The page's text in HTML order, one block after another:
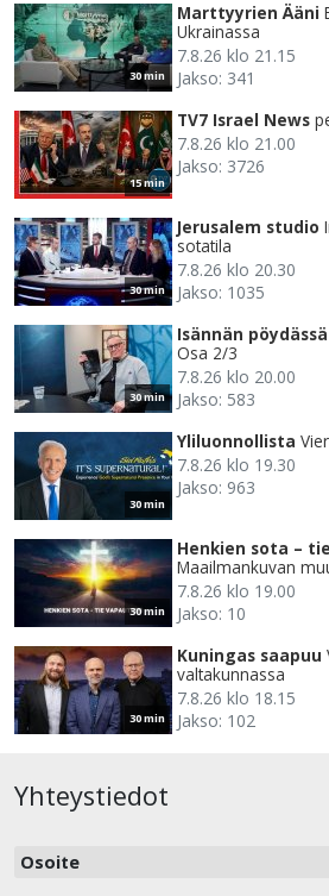
30 min
Marttyyrien Ääni
Ukrainassa
7.8.26 klo 21.15
Jakso: 341
15 min
TV7 Israel News
7.8.26 klo 21.00
Jakso: 3726
30 min
Jerusalem studio
sotatila
7.8.26 klo 20.30
Jakso: 1035
30 min
Isännän pöydässä
Osa 2/3
7.8.26 klo 20.00
Jakso: 583
30 min
Yliluonnollista
7.8.26 klo 19.30
Jakso: 963
30 min
Henkien sota –
Maailmankuvan
7.8.26 klo 19.00
Jakso: 10
30 min
Kuningas saapuu
valtakunnassa
7.8.26 klo 18.15
Jakso: 102
Yhteystiedot
Osoite